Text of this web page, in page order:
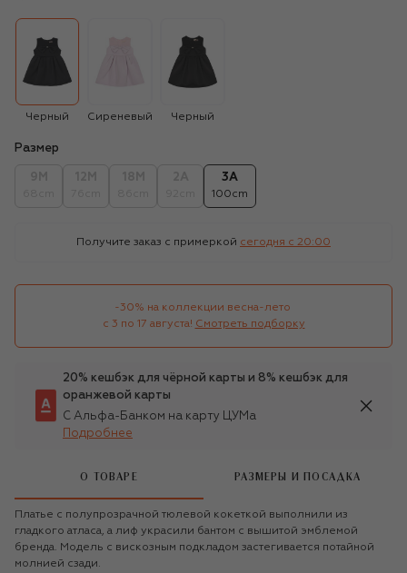
Черный Сиреневый Черный
Размер
3A
100cm
Получите заказ с примеркой сегодня c 20:00
-30% на коллекции весна-лето
с 3 по 17 августа! Смотреть подборку
20% кешбэк для чёрной карты и 8% кешбэк для
оранжевой карты
С Альфа-Банком на карту ЦУМа
Подробнее
О ТОВАРЕ РАЗМЕРЫ И ПОСАДКА
Платье с полупрозрачной тюлевой кокеткой выполнили из
гладкого атласа, а лиф украсили бантом с вышитой эмблемой
бренда. Модель с вискозным подкладом застегивается потайной
молнией сзади.